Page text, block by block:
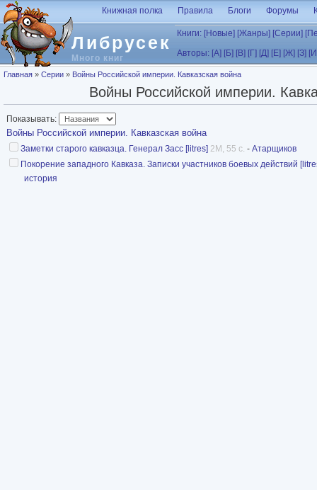
Перейти к основному содержанию
Либрусек
Много книг
Книжная полка Правила Блоги Форумы
Книги: [Новые] [Жанры] [Серии]
Авторы: [А] [Б] [В] [Г] [Д] [Е] [Ж] [З]
Вы здесь
Главная » Серии » Войны Российской империи. Кавказская война
Войны Российской империи.
Показывать:
Войны Российской империи. Кавказская война
Заметки старого кавказца. Генерал Засс [litres] 2M, 55 с. - Атарщиков
Покорение западного Кавказа. Записки участников боевых действий
история